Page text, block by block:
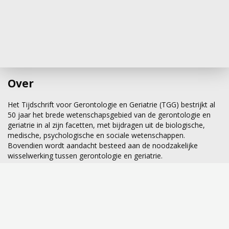
lessen’ op video. De videoles over de nadelen
van beperkende maatregelen werd door 83%
van de verzorgenden bekeken, de andere
video’s door 73% tot 96%. Verzorgenden die de
cursus hadden gevolgd, vonden dat hun
kennis over dementie verbeterd was. Die
kennisverbetering was bij hen groter dan bij
verzorgenden in de controlegroep, die nog niet
Over
Het Tijdschrift voor Gerontologie en Geriatrie (TGG) bestrijkt al
50 jaar het brede wetenschapsgebied van de gerontologie en
geriatrie in al zijn facetten, met bijdragen uit de biologische,
medische, psychologische en sociale wetenschappen.
Bovendien wordt aandacht besteed aan de noodzakelijke
wisselwerking tussen gerontologie en geriatrie.